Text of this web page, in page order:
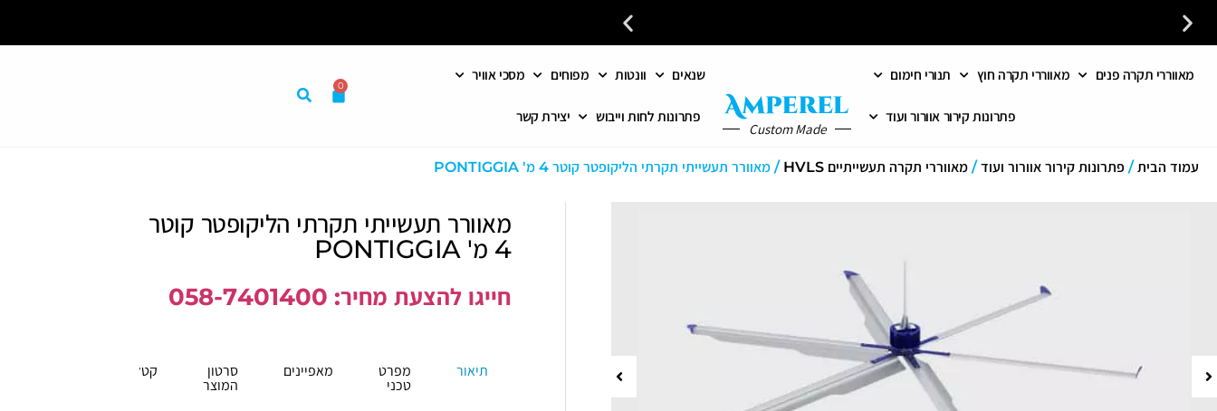
פתרונות מתקדמים לאוורור וחימום התאמה אישית לצרכיך
מאווררי תקרה פנים מאווררי תקרה חוץ תנורי חימום
פתרונות קירור אוורור ועוד
Custom Made
שנאים וונטות מפוחים מסכי אוויר
פתרונות לחות וייבוש יצירת קשר
0
עמוד הבית/ פתרונות קירור אוורור ועוד/ מאווררי תקרה תעשייתיים HVLS / מאוורר תעשייתי תקרתי הליקופטר קוטר 4 מ' PONTIGGIA
מאוורר תעשייתי תקרתי הליקופטר קוטר
4 מ' PONTIGGIA
חייגו להצעת מחיר: 058-7401400
תיאור
מפרט
טכני
מאפיינים
סרטון
המוצר
קטלוג